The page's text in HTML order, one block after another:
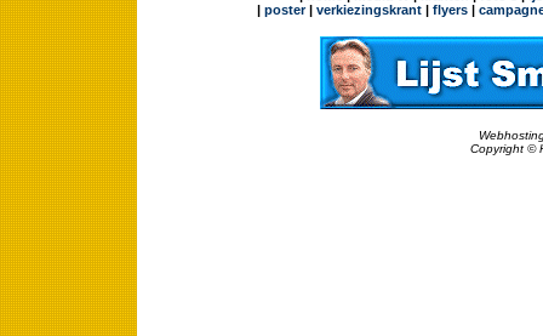
| poster| verkiezingskrant | flyers |
Copyright ©